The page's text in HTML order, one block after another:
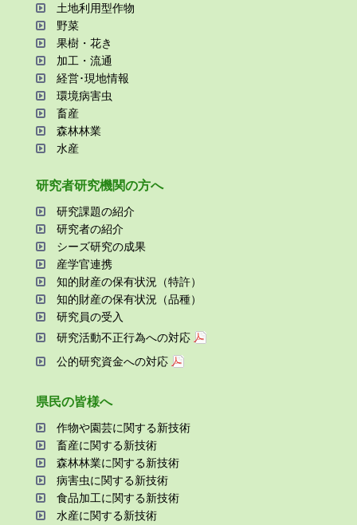
⼟地利⽤型作物
野菜
果樹・花き
加⼯・流通
経営･現地情報
環境病害⾍
畜産
森林林業
⽔産
研究者研究機関の⽅へ
研究課題の紹介
研究者の紹介
シーズ研究の成果
産学官連携
知的財産の保有状況（特許）
知的財産の保有状況（品種）
研究員の受⼊
研究活動不正⾏為への対応
公的研究資金への対応
県⺠の皆様へ
作物や園芸に関する新技術
畜産に関する新技術
森林林業に関する新技術
病害⾍に関する新技術
⾷品加⼯に関する新技術
⽔産に関する新技術